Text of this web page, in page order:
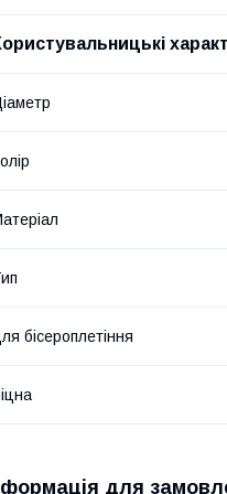
бісероплетіння
для